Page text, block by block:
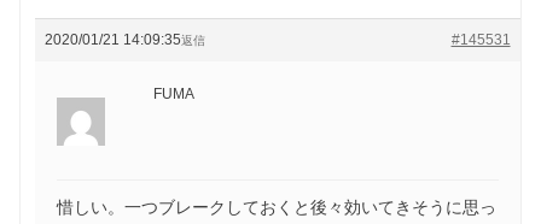
2020/01/21 14:09:35 #145531
返信
FUMA
惜しい。一つブレークしておくと後々効いてきそうに思っ